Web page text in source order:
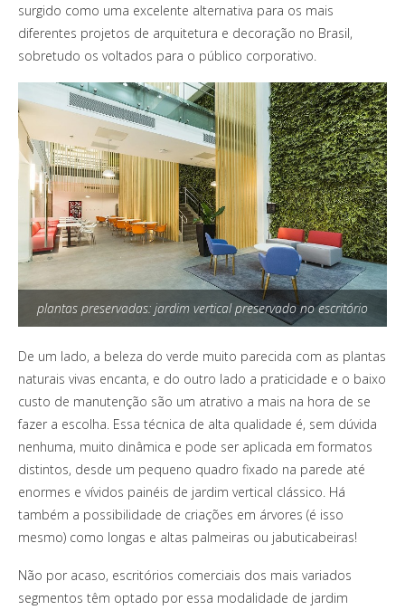
surgido como uma excelente alternativa para os mais
diferentes projetos de arquitetura e decoração no Brasil,
sobretudo os voltados para o público corporativo.
plantas preservadas: jardim vertical preservado no escritório
De um lado, a beleza do verde muito parecida com as plantas
naturais vivas encanta, e do outro lado a praticidade e o baixo
custo de manutenção são um atrativo a mais na hora de se
fazer a escolha. Essa técnica de alta qualidade é, sem dúvida
nenhuma, muito dinâmica e pode ser aplicada em formatos
distintos, desde um pequeno quadro fixado na parede até
enormes e vívidos painéis de jardim vertical clássico. Há
também a possibilidade de criações em árvores (é isso
mesmo) como longas e altas palmeiras ou jabuticabeiras!
Não por acaso, escritórios comerciais dos mais variados
segmentos têm optado por essa modalidade de jardim